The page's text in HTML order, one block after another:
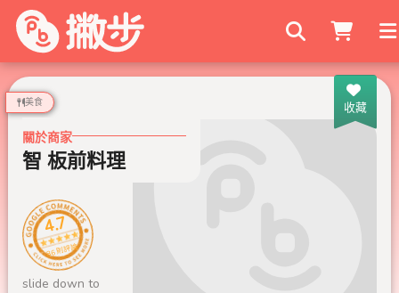
搜尋商家
收藏
美食
關於商家
智 板前料理
4.7
86 則評論
slide down to